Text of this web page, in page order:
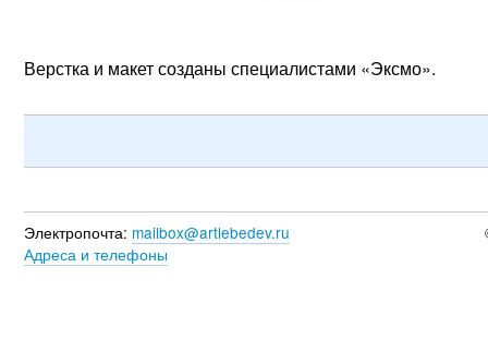
Верстка и макет созданы специалистами «Эксмо».
Электропочта: mailbox@artlebedev.ru
Адреса и телефоны